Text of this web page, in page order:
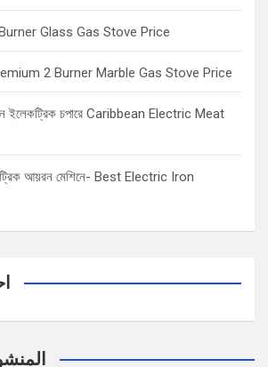
Glass Gas Stove Price
2 Burner Marble Gas Stove Price
ইলেকট্রিক চপারে Caribbean Electric Meat
আয়রন মেশিনে- Best Electric Iron